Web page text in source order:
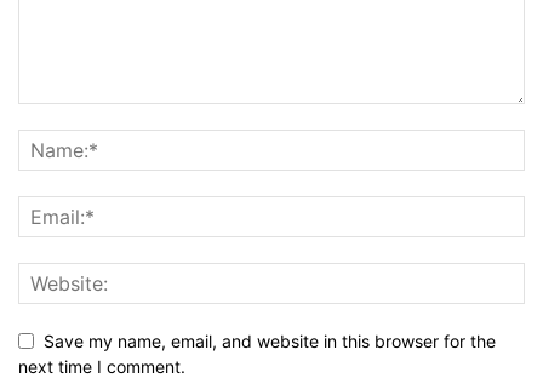
Save my name, email, and website in this browser for the
next time I comment.